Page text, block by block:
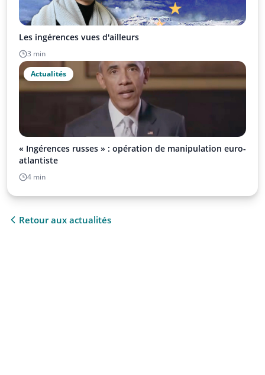
Les ingérences vues d'ailleurs
3 min
Actualités
« Ingérences russes » : opération de manipulation euro-
atlantiste
4 min
Retour aux actualités